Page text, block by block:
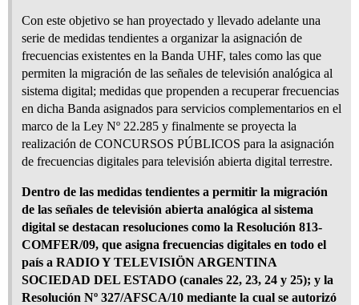
Con este objetivo se han proyectado y llevado adelante una
serie de medidas tendientes a organizar la asignación de
frecuencias existentes en la Banda UHF, tales como las que
permiten la migración de las señales de televisión analógica al
sistema digital; medidas que propenden a recuperar frecuencias
en dicha Banda asignados para servicios complementarios en el
marco de la Ley Nº 22.285 y finalmente se proyecta la
realización de CONCURSOS PÚBLICOS para la asignación
de frecuencias digitales para televisión abierta digital terrestre.
Dentro de las medidas tendientes a permitir la migración
de las señales de televisión abierta analógica al sistema
digital se destacan resoluciones como la Resolución 813-
COMFER/09, que asigna frecuencias digitales en todo el
país a RADIO Y TELEVISIÖN ARGENTINA
SOCIEDAD DEL ESTADO (canales 22, 23, 24 y 25); y la
Resolución Nº 327/AFSCA/10 mediante la cual se autorizó